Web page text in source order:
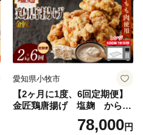
愛知県小牧市
【2ヶ月に1度、6回定期便】
金匠鶏唐揚げ 塩麹 からあ
78,000円